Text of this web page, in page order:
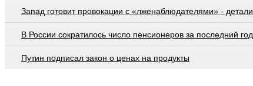
Запад готовит провокации с «лженаблюдателями» - детали
В России сократилось число пенсионеров за последний год
Путин подписал закон о ценах на продукты